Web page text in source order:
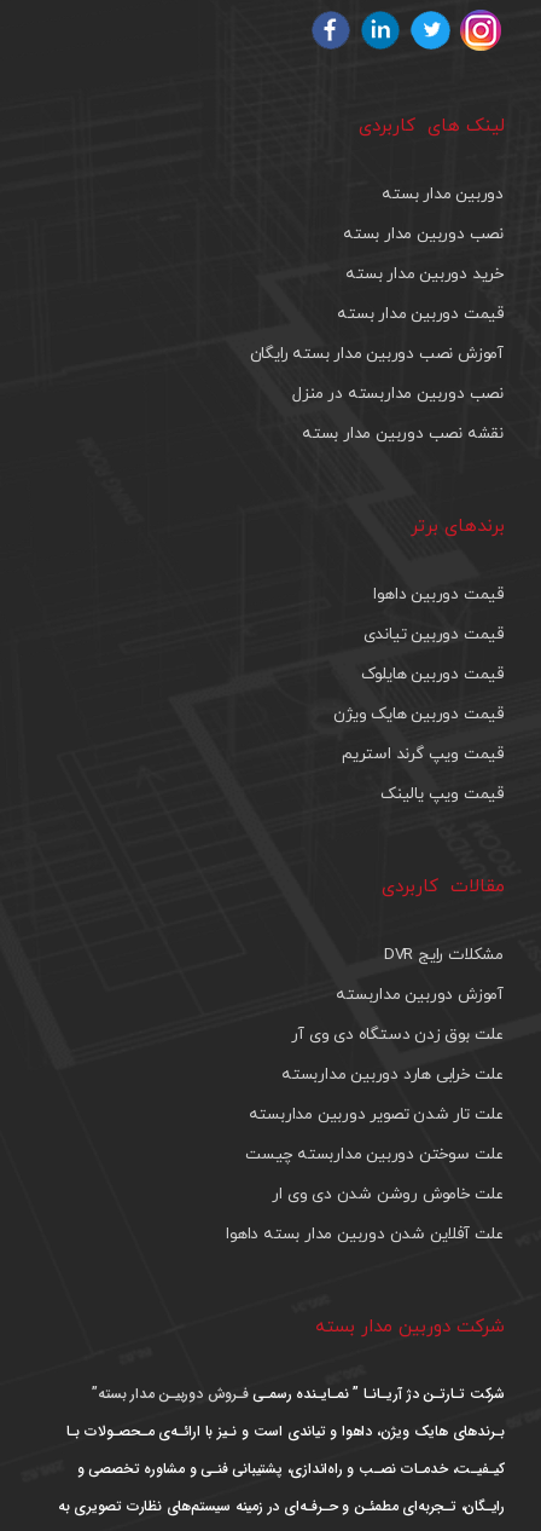
لینک های کاربردی
دوربین مدار بسته
نصب دوربین مدار بسته
خرید دوربین مدار بسته
قیمت دوربین مدار بسته
آموزش نصب دوربین مدار بسته رایگان
نصب دوربین مداربسته در منزل
نقشه نصب دوربین مدار بسته
برندهای برتر
قیمت دوربین داهوا
قیمت دوربین تیاندی
قیمت دوربین هایلوک
قیمت دوربین هایک ویژن
قیمت ویپ گرند استریم
قیمت ویپ یالینک
مقالات کاربردی
مشکلات رایج DVR
آموزش دوربین مداربسته
علت بوق زدن دستگاه دی وی آر
علت خرابی هارد دوربین مداربسته
علت تار شدن تصویر دوربین مداربسته
علت سوختن دوربین مداربسته چیست
علت خاموش روشن شدن دی وی ار
علت آفلاین شدن دوربین مدار بسته داهوا
شرکت دوربین مدار بسته
شرکت تـارتـن دژ آریـانـا ” نمـایـنده رسمـیفـروش دوربیـن مدار بسته”
بـرندهای هایک ویژن، داهوا و تیاندی است و نـیز با ارائـه‌ی مـحصـولات بـا
کیـفیـت، خدمـات نصـب و راه‌اندازی، پشتیبانی فنـی و مشاوره تخصصی و
رایـگان، تـجربه‌ای مطمئـن و حـرفـه‌ای در زمینه سیستم‌های نظارت تصویری به